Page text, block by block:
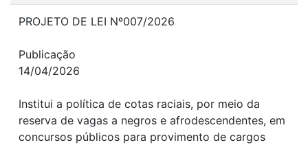
PROJETO DE LEI Nº007/2026
Publicação
14/04/2026
Institui a política de cotas raciais, por meio da
reserva de vagas a negros e afrodescendentes, em
concursos públicos para provimento de cargos